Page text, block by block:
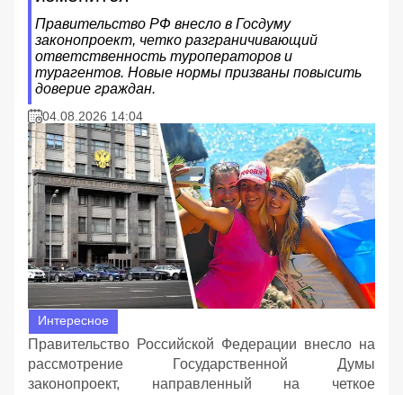
Правительство РФ внесло в Госдуму
законопроект, четко разграничивающий
ответственность туроператоров и
турагентов. Новые нормы призваны повысить
доверие граждан.
04.08.2026 14:04
Интересное
Правительство Российской Федерации внесло на
рассмотрение Государственной Думы
законопроект, направленный на четкое